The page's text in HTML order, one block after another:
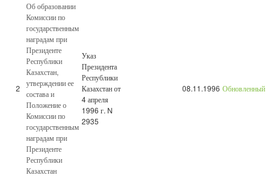
2
Об образовании
Комиссии по
государственным
наградам при
Президенте
Республики
Казахстан,
утверждении ее
состава и
Положение о
Комиссии по
государственным
наградам при
Президенте
Республики
Казахстан
Указ
Президента
Республики
Казахстан от
4 апреля
1996 г. N
2935
08.11.1996 Обновленный